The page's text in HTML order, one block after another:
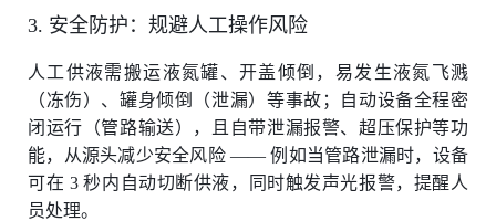
3. 安全防护：规避人工操作风险
人工供液需搬运液氮罐、开盖倾倒，易发生液氮飞溅
（冻伤）、罐身倾倒（泄漏）等事故；自动设备全程密
闭运行（管路输送），且自带泄漏报警、超压保护等功
能，从源头减少安全风险 —— 例如当管路泄漏时，设备
可在 3 秒内自动切断供液，同时触发声光报警，提醒人
员处理。